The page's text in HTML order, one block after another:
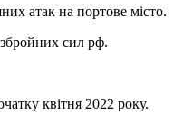
атак на портове місто.
сил рф.
квітня 2022 року.